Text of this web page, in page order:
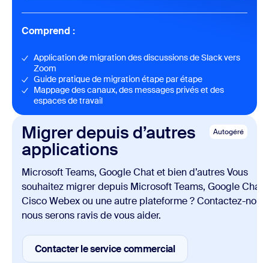
Comprend :
Application de migration des discussions de Slack vers
Zoom
Guide pratique de migration étape par étape
Mappage des canaux, des messages privés et des
espaces de travail
Migrer depuis d’autres
applications
Microsoft Teams, Google Chat et bien d’autres Vous
souhaitez migrer depuis Microsoft Teams, Google Chat,
Cisco Webex ou une autre plateforme ? Contactez-nous,
nous serons ravis de vous aider.
Autogéré
Contacter le service commercial
Contacter le service commercial